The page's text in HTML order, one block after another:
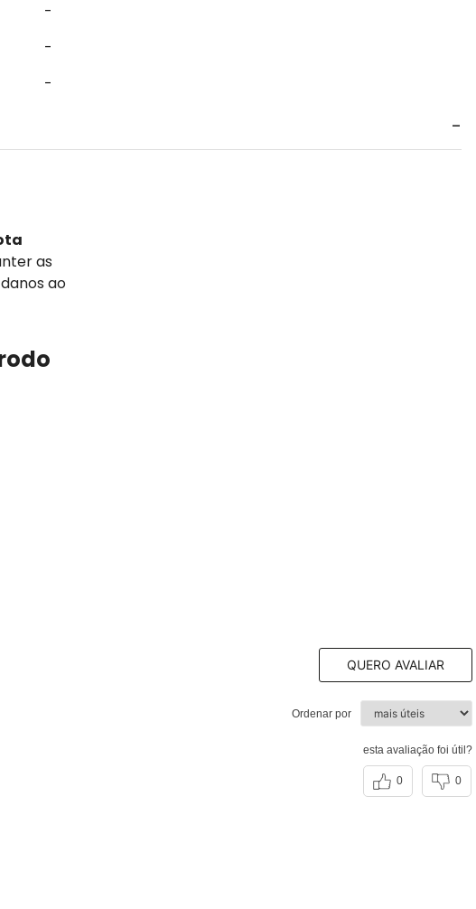
-
-
-
as
ao
QUERO AVALIAR
Ordenar por
esta avaliação foi útil?
0 0